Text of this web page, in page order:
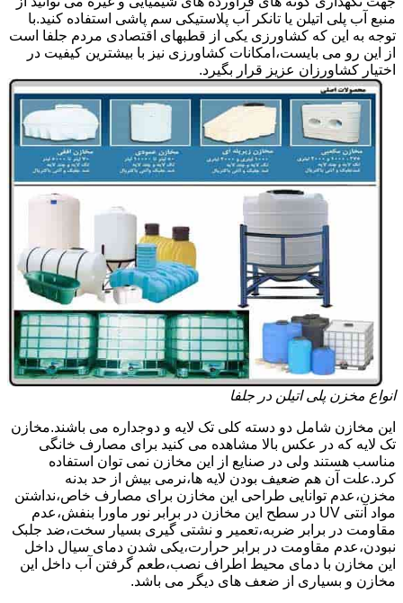
منبع آب پلی اتیلن یا تانکر آب پلاستیکی سم پاشی استفاده کنید.با
توجه به این که کشاورزی یکی از قطبهای اقتصادی مردم جلفا است
از این رو می بایست،امکانات کشاورزی نیز با بیشترین کیفیت در
اختیار کشاورزان عزیز قرار بگیرد.
انواع مخزن پلی اتیلن در جلفا
این مخازن شامل دو دسته کلی تک لایه و دوجداره می باشند.مخازن
تک لایه که در عکس بالا مشاهده می کنید برای مصارف خانگی
مناسب هستند ولی در صنایع از این مخازن نمی توان استفاده
کرد.علت آن هم ضعیف بودن لایه ها،نرمی بیش از حد بدنه
مخزن،عدم توانایی طراحی این مخازن برای مصارف خاص،نداشتن
مواد آنتی UV در سطح این مخازن در برابر نور ماورا بنفش،عدم
مقاومت در برابر ضربه،تعمیر و نشتی گیری بسیار سخت،ضد جلبک
نبودن،عدم مقاومت در برابر حرارت،یکی شدن دمای سیال داخل
این مخازن با دمای محیط اطراف نصب،طعم گرفتن آب داخل این
مخازن و بسیاری از ضعف های دیگر می باشد.